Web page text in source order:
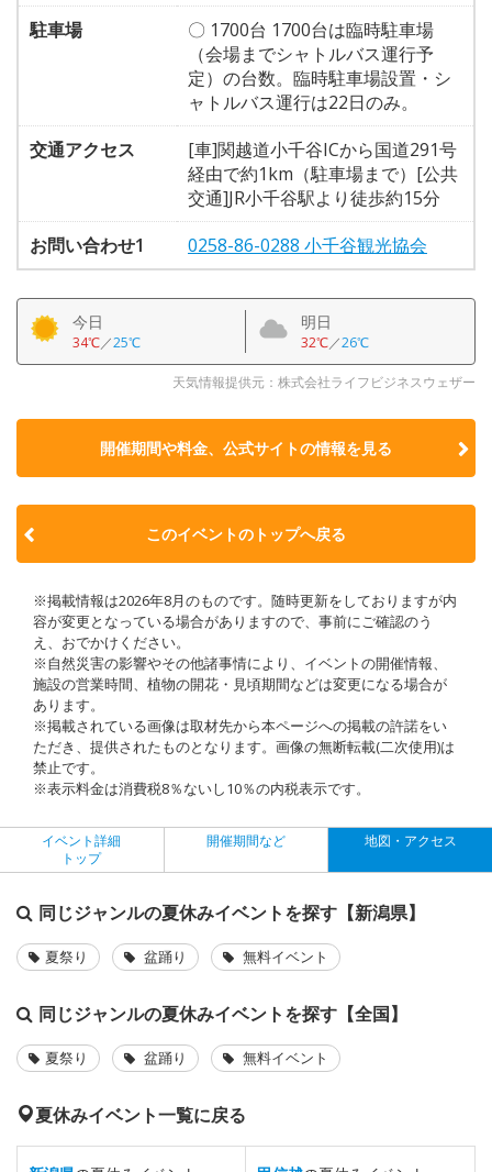
駐車場
〇 1700台 1700台は臨時駐車場
（会場までシャトルバス運行予
定）の台数。臨時駐車場設置・シ
ャトルバス運行は22日のみ。
交通アクセス
[車]関越道小千谷ICから国道291号
経由で約1km（駐車場まで）[公共
交通]JR小千谷駅より徒歩約15分
お問い合わせ1
0258-86-0288 小千谷観光協会
今日
34℃／25℃
明日
32℃／26℃
天気情報提供元：株式会社ライフビジネスウェザー
開催期間や料金、公式サイトの情報を見る
このイベントのトップへ戻る
※掲載情報は2026年8月のものです。随時更新をしておりますが内
容が変更となっている場合がありますので、事前にご確認のう
え、おでかけください。
※自然災害の影響やその他諸事情により、イベントの開催情報、
施設の営業時間、植物の開花・見頃期間などは変更になる場合が
あります。
※掲載されている画像は取材先から本ページへの掲載の許諾をい
ただき、提供されたものとなります。画像の無断転載(二次使用)は
禁止です。
※表示料金は消費税8％ないし10％の内税表示です。
イベント詳細
トップ
開催期間など 地図・アクセス
同じジャンルの夏休みイベントを探す【新潟県】
夏祭り 盆踊り 無料イベント
同じジャンルの夏休みイベントを探す【全国】
夏祭り 盆踊り 無料イベント
夏休みイベント一覧に戻る